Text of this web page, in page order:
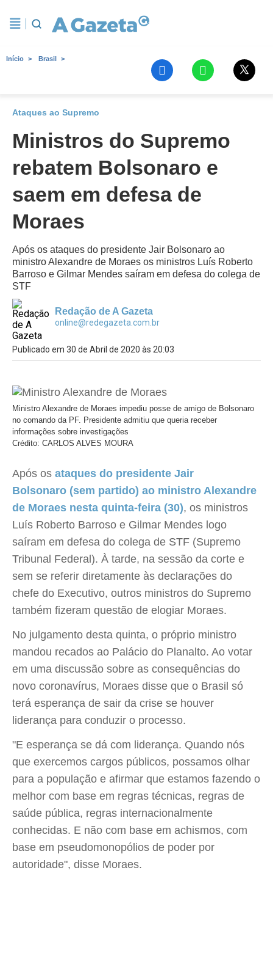
Início Brasil
Ataques ao Supremo
Ministros do Supremo
rebatem Bolsonaro e
saem em defesa de
Moraes
Após os ataques do presidente Jair Bolsonaro ao
ministro Alexandre de Moraes os ministros Luís Roberto
Barroso e Gilmar Mendes saíram em defesa do colega de
STF
Redação de A Gazeta
online@redegazeta.com.br
Publicado em 30 de Abril de 2020 às 20:03
Ministro Alexandre de Moraes impediu posse de amigo de Bolsonaro
no comando da PF. Presidente admitiu que queria receber
informações sobre investigações
Crédito: CARLOS ALVES MOURA
Após os ataques do presidente Jair
Bolsonaro (sem partido) ao ministro Alexandre
de Moraes nesta quinta-feira (30), os ministros
Luís Roberto Barroso e Gilmar Mendes logo
saíram em defesa do colega de STF (Supremo
Tribunal Federal). À tarde, na sessão da corte e
sem se referir diretamente às declarações do
chefe do Executivo, outros ministros do Supremo
também fizeram questão de elogiar Moraes.
No julgamento desta quinta, o próprio ministro
mandou recados ao Palácio do Planalto. Ao votar
em uma discussão sobre as consequências do
novo coronavírus, Moraes disse que o Brasil só
terá esperança de sair da crise se houver
liderança para conduzir o processo.
"E esperança se dá com liderança. Quando nós
que exercemos cargos públicos, possamos olhar
para a população e afirmar que estamos fazendo o
melhor com base em regras técnicas, regras de
saúde pública, regras internacionalmente
conhecidas. E não com base em achismos, com
base em pseudomonopólios de poder por
autoridade", disse Moraes.